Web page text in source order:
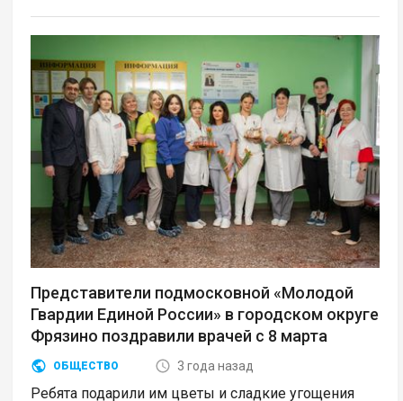
Представители подмосковной «Молодой
Гвардии Единой России» в городском округе
Фрязино поздравили врачей с 8 марта
ОБЩЕСТВО 3 года назад
Ребята подарили им цветы и сладкие угощения